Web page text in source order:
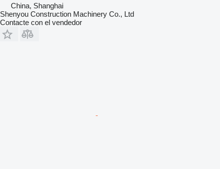
China, Shanghai
Shenyou Construction Machinery Co., Ltd
Contacte con el vendedor